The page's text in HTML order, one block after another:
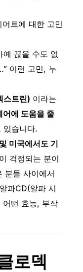
트에 대한 고민
예 끊을 수도 없
이런 고민, 누
스트린) 이라는
어에 도움을 줄
있습니다.
미국에서도 기
걱정되는 분이
분들 사이에서
파CD(알파 시
어떤 효능, 부작
로덱